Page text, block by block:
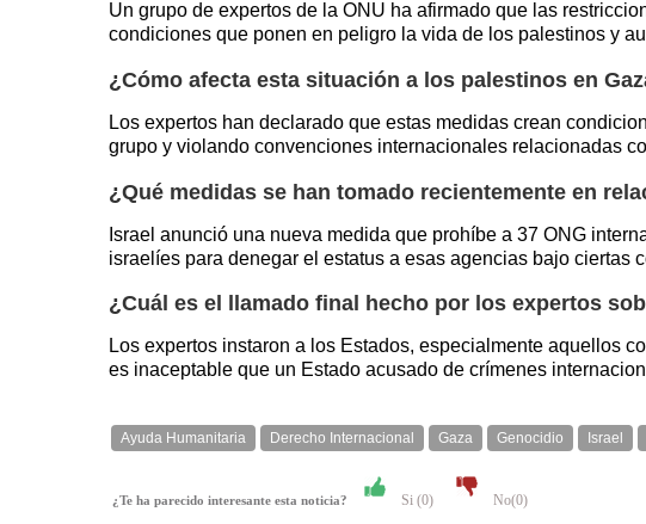
Un grupo de expertos de la ONU ha afirmado que las
condiciones que ponen en peligro la vida de los palestinos y
¿Cómo afecta esta situación a los palestinos en
Los expertos han declarado que estas medidas crean
grupo y violando convenciones internacionales relacionadas
¿Qué medidas se han tomado recientemente en
Israel anunció una nueva medida que prohíbe a 37 ONG
israelíes para denegar el estatus a esas agencias bajo ciertas
¿Cuál es el llamado final hecho por los expertos
Los expertos instaron a los Estados, especialmente aquellos
es inaceptable que un Estado acusado de crímenes
Ayuda Humanitaria Derecho Internacional Gaza Genocidio Israel
¿Te ha parecido interesante esta noticia? Si (0) No(0)